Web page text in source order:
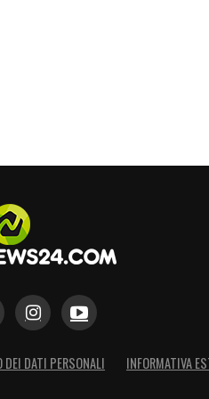
DEI DATI PERSONALI INFORMATIVA